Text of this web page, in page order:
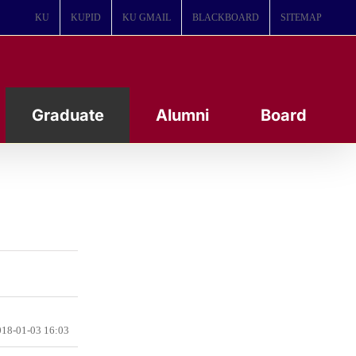
KU KUPID KU GMAIL BLACKBOARD SITEMAP
Graduate Alumni Board
01-03 16:03